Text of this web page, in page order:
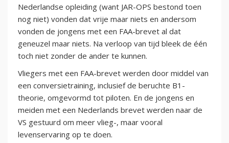
Nederlandse opleiding (want JAR-OPS bestond toen
nog niet) vonden dat vrije maar niets en andersom
vonden de jongens met een FAA-brevet al dat
geneuzel maar niets. Na verloop van tijd bleek de één
toch niet zonder de ander te kunnen.
Vliegers met een FAA-brevet werden door middel van
een conversietraining, inclusief de beruchte B1-
theorie, omgevormd tot piloten. En de jongens en
meiden met een Nederlands brevet werden naar de
VS gestuurd om meer vlieg-, maar vooral
levenservaring op te doen.